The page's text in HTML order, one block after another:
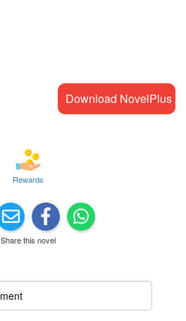
Download NovelPlus
Rewards
Share this novel